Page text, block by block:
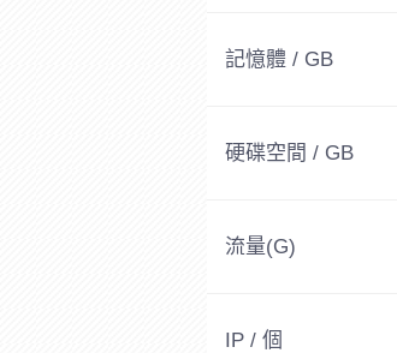
記憶體 / GB
硬碟空間 / GB
流量(G)
IP / 個